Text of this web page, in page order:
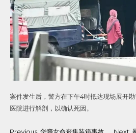
案件发生后，警方在下午4时抵达现场展开
医院进行解剖，以确认死因。